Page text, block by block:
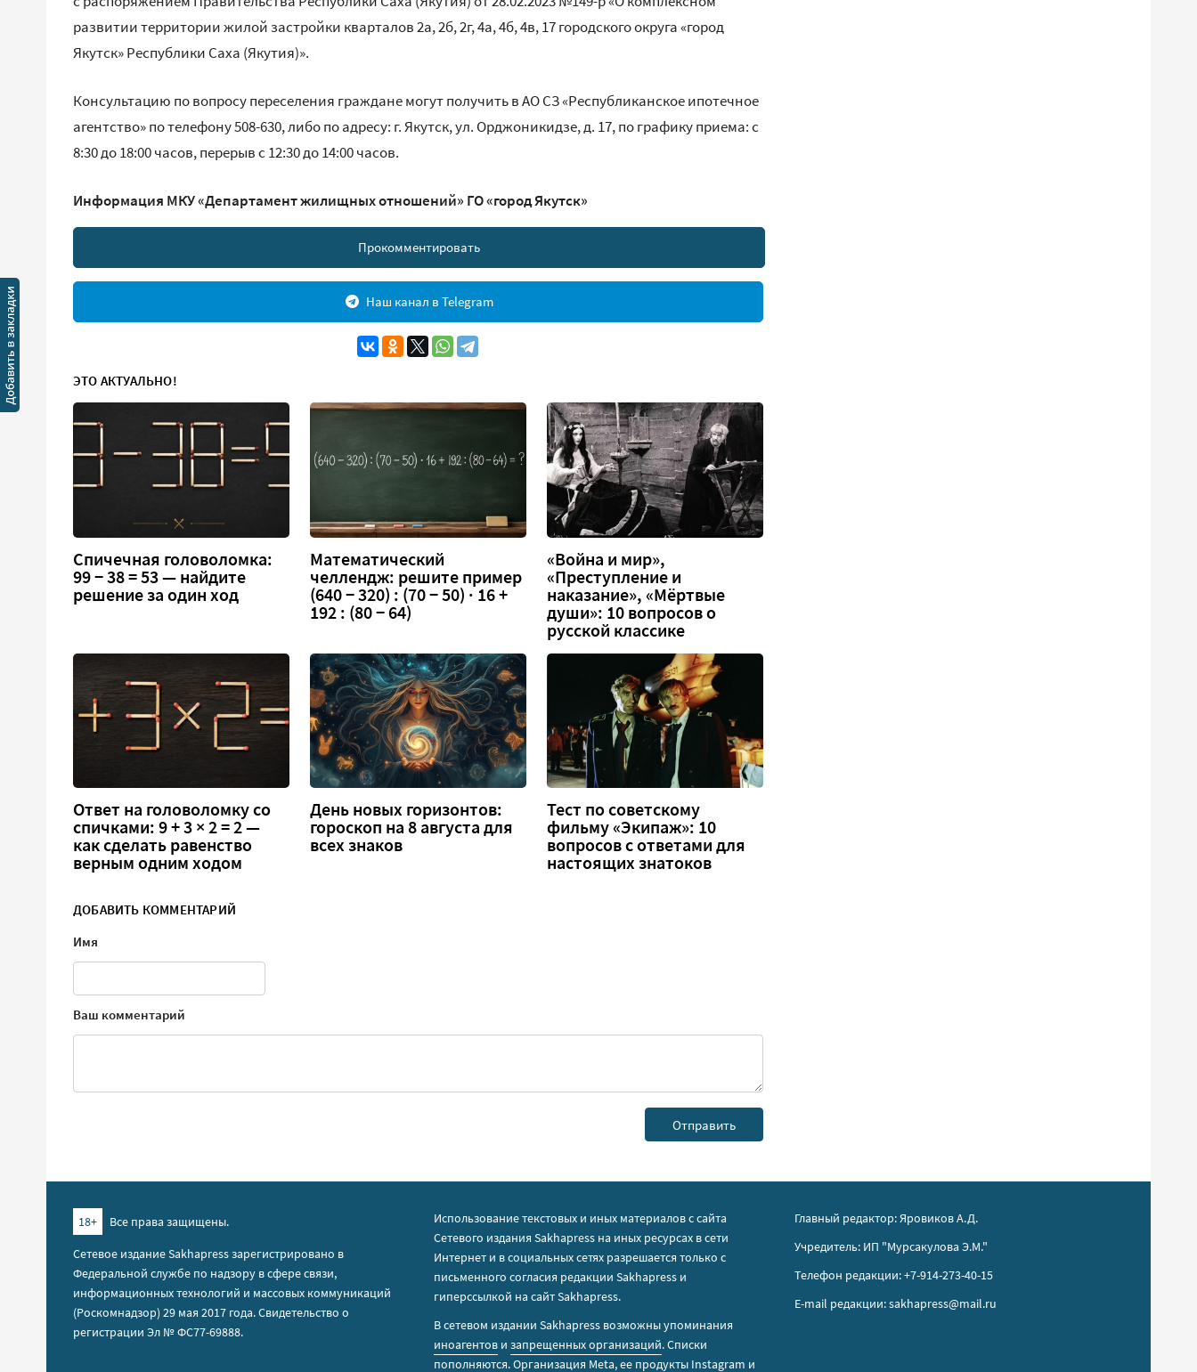
развитии территории жилой застройки кварталов 2а, 2б, 2г, 4а, 4б, 4в, 17 городского округа «город
Якутск» Республики Саха (Якутия)».
Консультацию по вопросу переселения граждане могут получить в АО СЗ «Республиканское ипотечное
агентство» по телефону 508-630, либо по адресу: г. Якутск, ул. Орджоникидзе, д. 17, по графику приема: с
8:30 до 18:00 часов, перерыв с 12:30 до 14:00 часов.
Информация МКУ «Департамент жилищных отношений» ГО «город Якутск»
Прокомментировать
Наш канал в Telegram
ЭТО АКТУАЛЬНО!
Спичечная головоломка:
99 − 38 = 53 — найдите
решение за один ход
Математический
челлендж: решите пример
(640 − 320) : (70 − 50) · 16 +
192 : (80 − 64)
«Война и мир»,
«Преступление и
наказание», «Мёртвые
души»: 10 вопросов о
русской классике
Ответ на головоломку со
спичками: 9 + 3 × 2 = 2 —
как сделать равенство
верным одним ходом
День новых горизонтов:
гороскоп на 8 августа для
всех знаков
Тест по советскому
фильму «Экипаж»: 10
вопросов с ответами для
настоящих знатоков
ДОБАВИТЬ КОММЕНТАРИЙ
Имя
Ваш комментарий
18+
Все права защищены.
Сетевое издание Sakhapress зарегистрировано в
Федеральной службе по надзору в сфере связи,
информационных технологий и массовых коммуникаций
(Роскомнадзор) 29 мая 2017 года. Свидетельство о
регистрации Эл № ФС77-69888.
Использование текстовых и иных материалов с сайта
Сетевого издания Sakhapress на иных ресурсах в сети
Интернет и в социальных сетях разрешается только с
письменного согласия редакции Sakhapress и
гиперссылкой на сайт Sakhapress.
В сетевом издании Sakhapress возможны упоминания
иноагентов изапрещенных организаций. Списки
пополняются. Организация Metа, ее продукты Instagram и
Главный редактор: Яровиков А.Д.
Учредитель: ИП "Мурсакулова Э.М."
Телефон редакции: +7-914-273-40-15
E-mail редакции: sakhapress@mail.ru